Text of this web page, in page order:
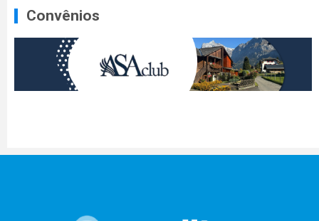
Convênios